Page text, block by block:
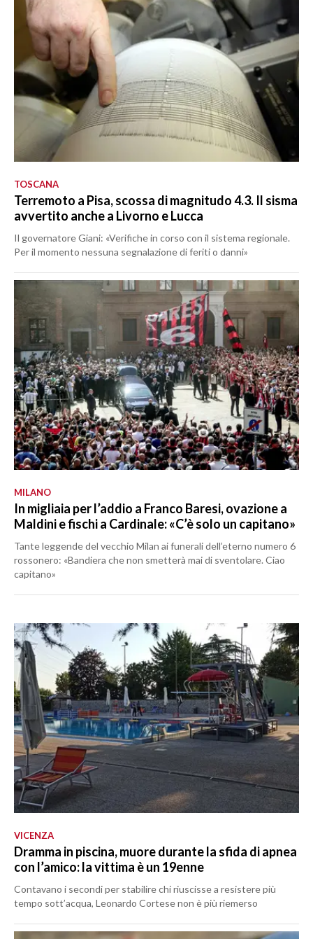
TOSCANA
Terremoto a Pisa, scossa di magnitudo 4.3. Il sisma
avvertito anche a Livorno e Lucca
Il governatore Giani: «Verifiche in corso con il sistema regionale.
Per il momento nessuna segnalazione di feriti o danni»
MILANO
In migliaia per l’addio a Franco Baresi, ovazione a
Maldini e fischi a Cardinale: «C’è solo un capitano»
Tante leggende del vecchio Milan ai funerali dell’eterno numero 6
rossonero: «Bandiera che non smetterà mai di sventolare. Ciao
capitano»
VICENZA
Dramma in piscina, muore durante la sfida di apnea
con l’amico: la vittima è un 19enne
Contavano i secondi per stabilire chi riuscisse a resistere più
tempo sott’acqua, Leonardo Cortese non è più riemerso